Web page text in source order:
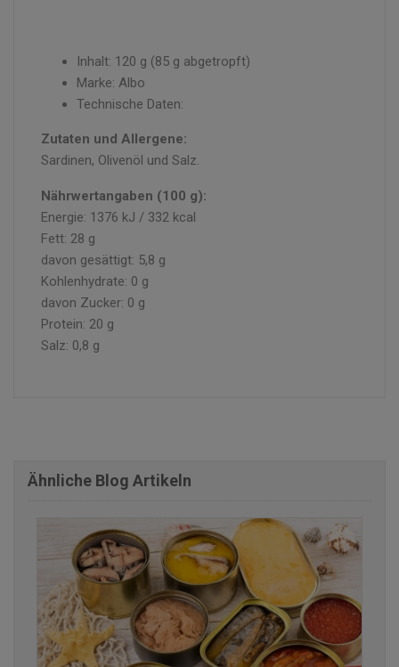
Inhalt: 120 g (85 g abgetropft)
Marke: Albo
Technische Daten:
Zutaten und Allergene:
Sardinen, Olivenöl und Salz.
Nährwertangaben (100 g):
Energie: 1376 kJ / 332 kcal
Fett: 28 g
davon gesättigt: 5,8 g
Kohlenhydrate: 0 g
davon Zucker: 0 g
Protein: 20 g
Salz: 0,8 g
Ähnliche Blog Artikeln